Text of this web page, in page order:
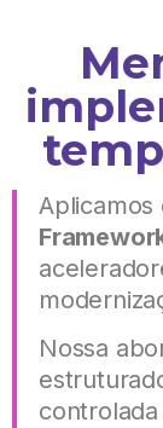
Aplicamos
Nossa